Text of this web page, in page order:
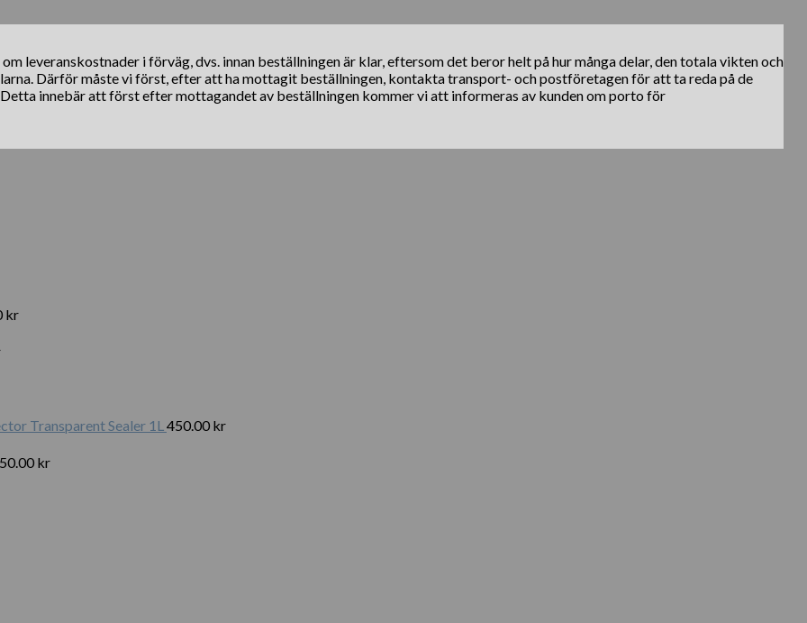
leveranskostnader i förväg, dvs. innan beställningen är klar, eftersom det beror helt på hur många delar, den totala vikten och
Därför måste vi först, efter att ha mottagit beställningen, kontakta transport- och postföretagen för att ta reda på de
innebär att först efter mottagandet av beställningen kommer vi att informeras av kunden om porto för
kr
Transparent Sealer 1L 450.00 kr
50.00 kr